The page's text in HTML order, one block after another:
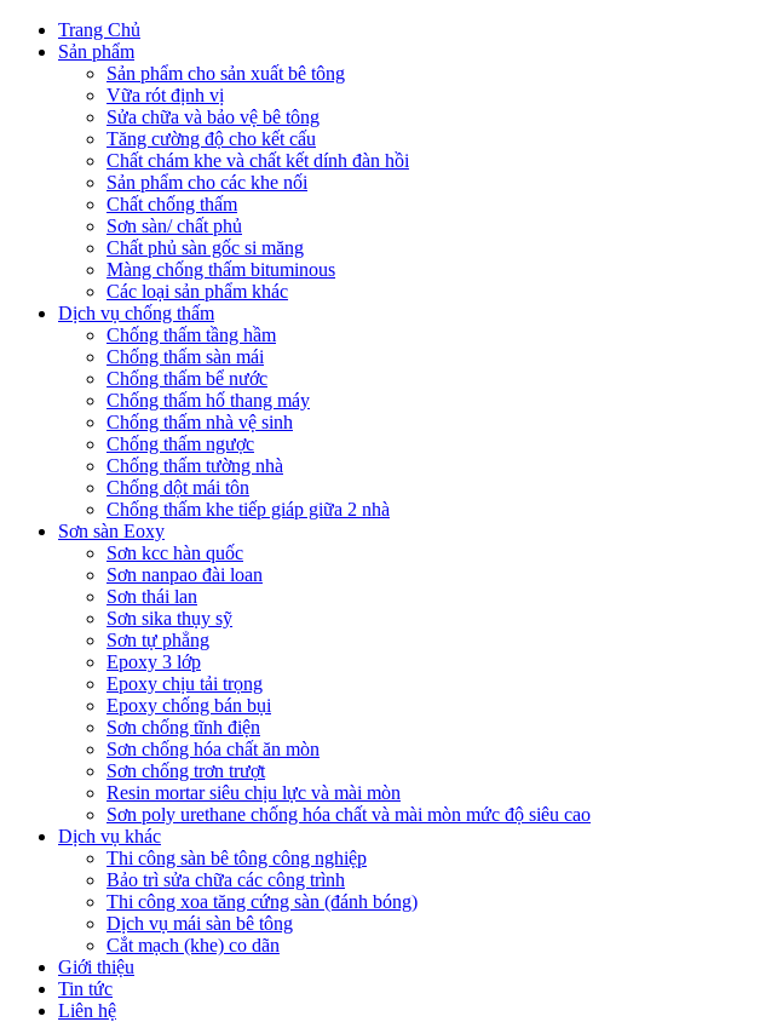
Trang Chủ
Sản phẩm
Sản phẩm cho sản xuất bê tông
Vữa rót định vị
Sửa chữa và bảo vệ bê tông
Tăng cường độ cho kết cấu
Chất chám khe và chất kết dính đàn hồi
Sản phẩm cho các khe nối
Chất chống thấm
Sơn sàn/ chất phủ
Chất phủ sàn gốc si măng
Màng chống thấm bituminous
Các loại sản phẩm khác
Dịch vụ chống thấm
Chống thấm tầng hầm
Chống thấm sàn mái
Chống thấm bể nước
Chống thấm hố thang máy
Chống thấm nhà vệ sinh
Chống thấm ngược
Chống thấm tường nhà
Chống dột mái tôn
Chống thấm khe tiếp giáp giữa 2 nhà
Sơn sàn Eoxy
Sơn kcc hàn quốc
Sơn nanpao đài loan
Sơn thái lan
Sơn sika thụy sỹ
Sơn tự phẳng
Epoxy 3 lớp
Epoxy chịu tải trọng
Epoxy chống bán bụi
Sơn chống tĩnh điện
Sơn chống hóa chất ăn mòn
Sơn chống trơn trượt
Resin mortar siêu chịu lực và mài mòn
Sơn poly urethane chống hóa chất và mài mòn mức độ siêu cao
Dịch vụ khác
Thi công sàn bê tông công nghiệp
Bảo trì sửa chữa các công trình
Thi công xoa tăng cứng sàn (đánh bóng)
Dịch vụ mái sàn bê tông
Cắt mạch (khe) co dãn
Giới thiệu
Tin tức
Liên hệ